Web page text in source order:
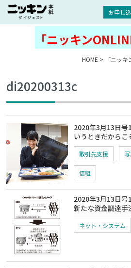
お申し
「ニッキン
HOME > 「ニッ
di20200313c
2020年3月13日
いうときだからこ
取引先支援
信組
2020年3月13日
新たな資金調達手
ネット・システム